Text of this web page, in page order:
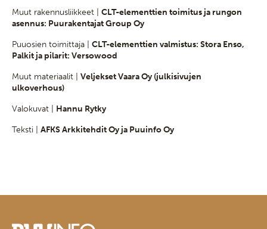
Muut rakennusliikkeet | CLT-elementtien toimitus ja rungon
asennus: Puurakentajat Group Oy
Puuosien toimittaja | CLT-elementtien valmistus: Stora Enso,
Palkit ja pilarit: Versowood
Muut materiaalit | Veljekset Vaara Oy (julkisivujen
ulkoverhous)
Valokuvat | Hannu Rytky
Teksti | AFKS Arkkitehdit Oy ja Puuinfo Oy